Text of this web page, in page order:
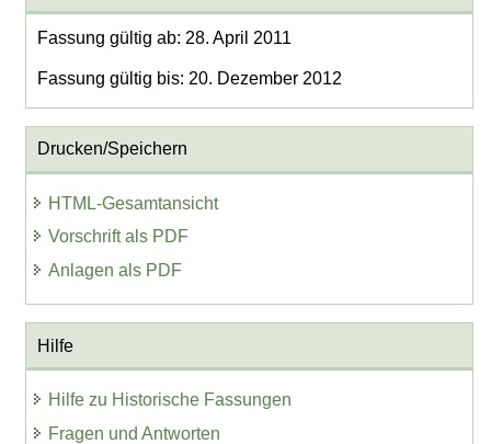
Fassung gültig ab: 28. April 2011
Fassung gültig bis: 20. Dezember 2012
Drucken/Speichern
HTML-Gesamtansicht
Vorschrift als PDF
Anlagen als PDF
Hilfe
Hilfe zu Historische Fassungen
Fragen und Antworten